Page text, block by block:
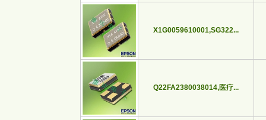
X1G0059610001,SG322...
Q22FA2380038014,医疗...